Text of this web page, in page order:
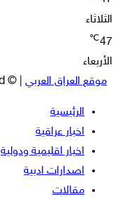
الثلاثاء
47
℃
الأربعاء
موقع العراق العربي | © Copyright 2026, All Rights Reserved
الرئيسية
اخبار عراقية
اخبار اقليمية ودولية
اصدارات ادبية
مقالات